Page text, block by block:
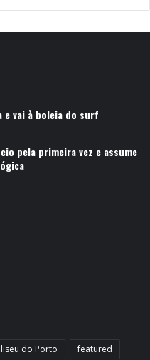
e vai à boleia do surf
pela primeira vez e assume
do Porto
featured